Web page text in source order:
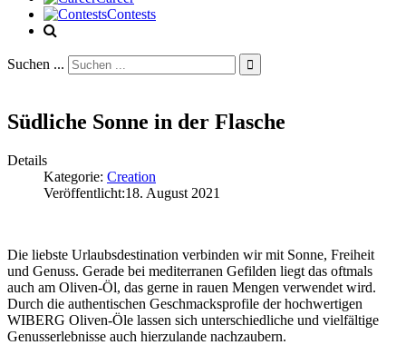
Contests
Suchen ... 
Südliche Sonne in der Flasche
Details
Kategorie: Creation
Veröffentlicht:18. August 2021
Die liebste Urlaubsdestination verbinden wir mit Sonne, Freiheit
und Genuss. Gerade bei mediterranen Gefilden liegt das oftmals
auch am Oliven-Öl, das gerne in rauen Mengen verwendet wird.
Durch die authentischen Geschmacksprofile der hochwertigen
WIBERG Oliven-Öle lassen sich unterschiedliche und vielfältige
Genusserlebnisse auch hierzulande nachzaubern.